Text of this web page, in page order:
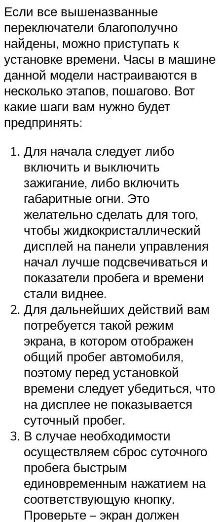
Если все вышеназванные
переключатели благополучно
найдены, можно приступать к
установке времени. Часы в машине
данной модели настраиваются в
несколько этапов, пошагово. Вот
какие шаги вам нужно будет
предпринять:
Для начала следует либо
включить и выключить
зажигание, либо включить
габаритные огни. Это
желательно сделать для того,
чтобы жидкокристаллический
дисплей на панели управления
начал лучше подсвечиваться и
показатели пробега и времени
стали виднее.
Для дальнейших действий вам
потребуется такой режим
экрана, в котором отображен
общий пробег автомобиля,
поэтому перед установкой
времени следует убедиться, что
на дисплее не показывается
суточный пробег.
В случае необходимости
осуществляем сброс суточного
пробега быстрым
единовременным нажатием на
соответствующую кнопку.
Проверьте – экран должен